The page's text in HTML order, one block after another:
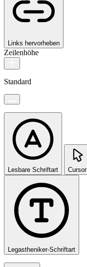
Links hervorheben
Zeilenhöhe
Standard
Lesbare Schriftart Cursor
Legastheniker-Schriftart